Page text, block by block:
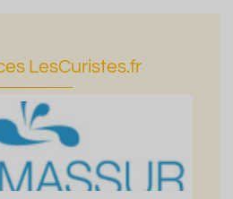
LesCuristes.fr